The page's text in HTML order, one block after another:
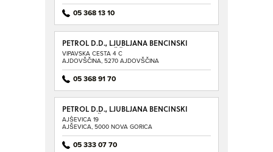
05 368 13 10
PETROL D.D., LJUBLJANA BENCINSKI
SERVIS AJDOVŠČINA - VIPAVSKA
VIPAVSKA CESTA 4 C
AJDOVŠČINA, 5270 AJDOVŠČINA
05 368 91 70
PETROL D.D., LJUBLJANA BENCINSKI
SERVIS AJŠEVICA
AJŠEVICA 19
AJŠEVICA, 5000 NOVA GORICA
05 333 07 70